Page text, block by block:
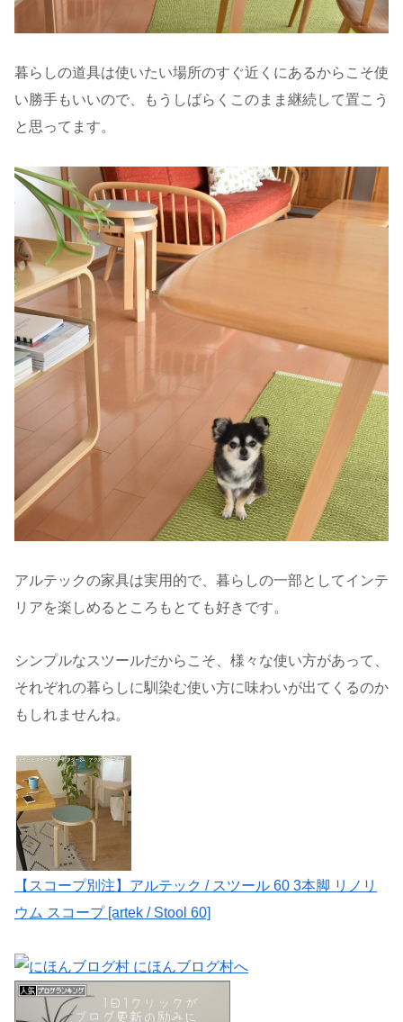
暮らしの道具は使いたい場所のすぐ近くにあるからこそ使
い勝手もいいので、もうしばらくこのまま継続して置こう
と思ってます。
アルテックの家具は実用的で、暮らしの一部としてインテ
リアを楽しめるところもとても好きです。
シンプルなスツールだからこそ、様々な使い方があって、
それぞれの暮らしに馴染む使い方に味わいが出てくるのか
もしれませんね。
【スコープ別注】アルテック / スツール 60 3本脚 リノリ
ウム スコープ [artek / Stool 60]